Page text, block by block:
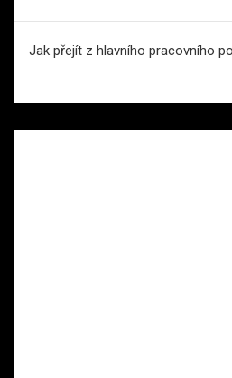
Jak přejít z hlavního pracovního